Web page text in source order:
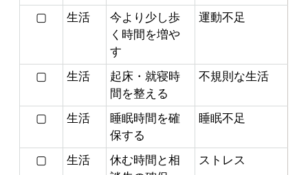
▢
生活
今より少し歩
く時間を増や
す
運動不足
▢ 生活
起床・就寝時
間を整える
不規則な生活
▢ 生活
睡眠時間を確
保する
睡眠不足
▢ 生活
休む時間と相
ストレス